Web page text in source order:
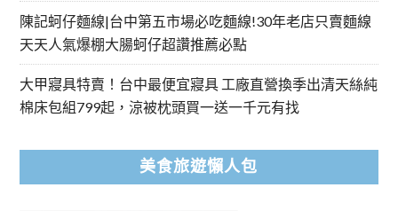
陳記蚵仔麵線|台中第五市場必吃麵線!30年老店只賣麵線
天天人氣爆棚大腸蚵仔超讚推薦必點
大甲寢具特賣！台中最便宜寢具 工廠直營換季出清天絲純
棉床包組799起，涼被枕頭買一送一千元有找
美食旅遊懶人包